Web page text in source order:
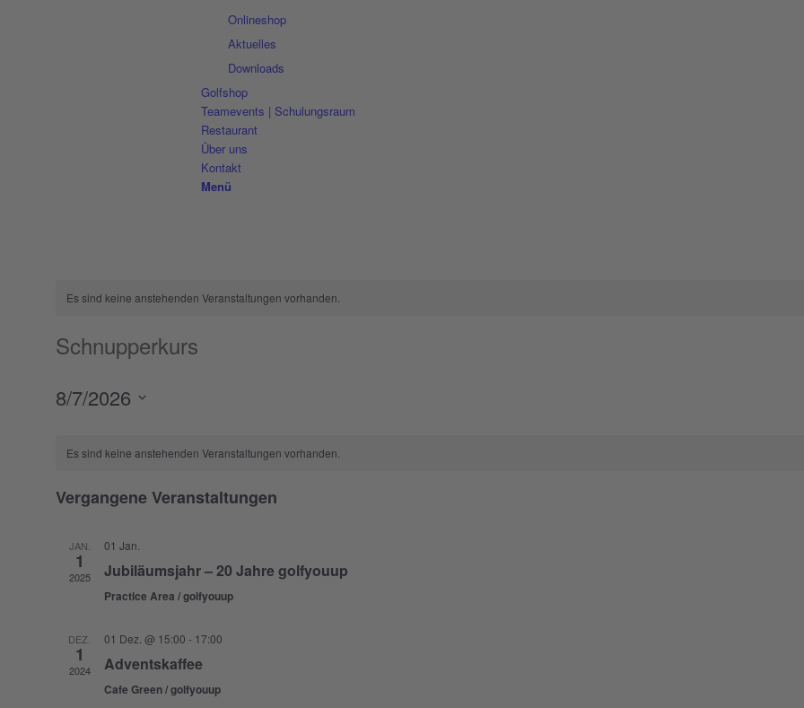
Onlineshop
Aktuelles
Downloads
Golfshop
Teamevents | Schulungsraum
Restaurant
Über uns
Kontakt
Menü
Es sind keine anstehenden Veranstaltungen vorhanden.
Schnupperkurs
8/7/2026
Es sind keine anstehenden Veranstaltungen vorhanden.
Vergangene Veranstaltungen
JAN.
1
2025
01 Jan.
Jubiläumsjahr – 20 Jahre golfyouup
Practice Area / golfyouup
DEZ.
1
2024
01 Dez. @ 15:00 - 17:00
Adventskaffee
Cafe Green / golfyouup